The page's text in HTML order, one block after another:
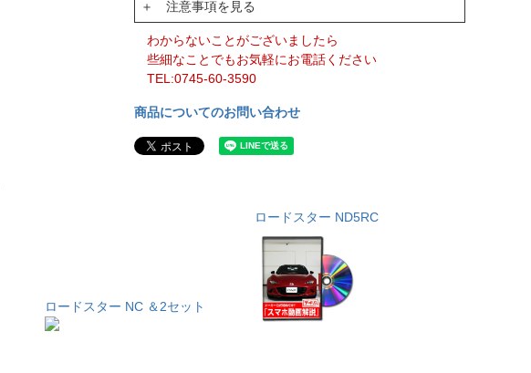
＋ 注意事項を見る
わからないことがございましたら
些細なことでもお気軽にお電話ください
TEL:0745-60-3590
商品についてのお問い合わせ
ロードスター NC ＆2セット
ロードスター ND5RC